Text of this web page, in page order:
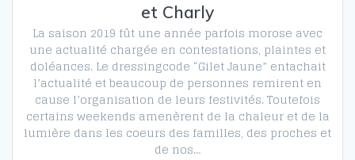
et Charly
La saison 2019 fût une année parfois morose avec
une actualité chargée en contestations, plaintes et
doléances. Le dressingcode “Gilet Jaune” entachait
l’actualité et beaucoup de personnes remirent en
cause l’organisation de leurs festivités. Toutefois
certains weekends amenèrent de la chaleur et de la
lumière dans les coeurs des familles, des proches et
de nos…